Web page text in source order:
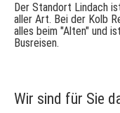
Der Standort Lindach
aller Art. Bei der Kolb
alles beim "Alten" und
Busreisen.
Wir sind für Sie